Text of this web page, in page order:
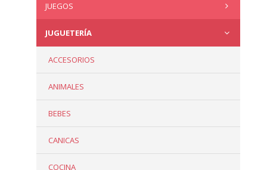
JUEGOS
JUGUETERÍA
ACCESORIOS
ANIMALES
BEBES
CANICAS
COCINA